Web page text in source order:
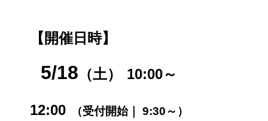
【開催日時】
5/18 （土） 10:00～
12:00 （受付開始｜ 9:30～）